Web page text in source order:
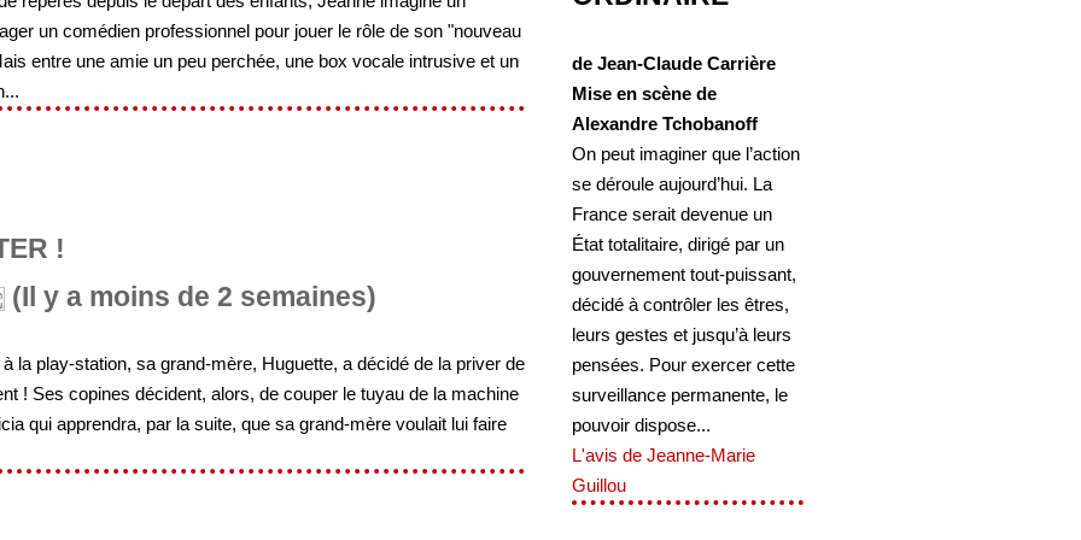
un comédien professionnel pour jouer le rôle de son "nouveau
entre une amie un peu perchée, une box vocale intrusive et un
!
(Il y a moins de 2 semaines)
la play-station, sa grand-mère, Huguette, a décidé de la priver de
! Ses copines décident, alors, de couper le tuyau de la machine
qui apprendra, par la suite, que sa grand-mère voulait lui faire
de Jean-Claude Carrière
Mise en scène de
Alexandre Tchobanoff
On peut imaginer que l’action
se déroule aujourd’hui. La
France serait devenue un
État totalitaire, dirigé par un
gouvernement tout-puissant,
décidé à contrôler les êtres,
leurs gestes et jusqu’à leurs
pensées. Pour exercer cette
surveillance permanente, le
pouvoir dispose...
L'avis de Jeanne-Marie
Guillou